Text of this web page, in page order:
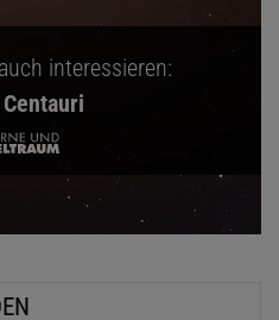
interessieren: